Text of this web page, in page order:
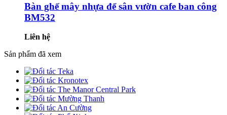
Bàn ghế mây nhựa để sân vườn cafe ban công
BM532
Liên hệ
Sản phẩm đã xem